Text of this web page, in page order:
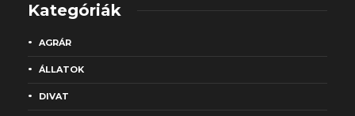
Kategóriák
AGRÁR
ÁLLATOK
DIVAT